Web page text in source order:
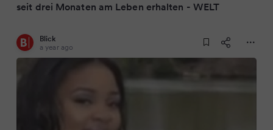
seit drei Monaten am Leben erhalten - WELT
Blick
a year ago